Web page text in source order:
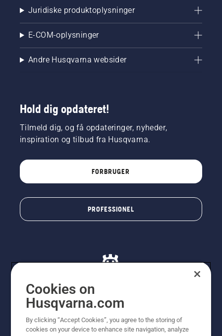
Juridiske produktoplysninger
E-COM-oplysninger
Andre Husqvarna websider
Hold dig opdateret!
Tilmeld dig, og få opdateringer, nyheder,
inspiration og tilbud fra Husqvarna.
FORBRUGER
PROFESSIONEL
viste priser er vejledende udsalgspriser. Der tages
forbehold for stave- og trykfejl samt prisændringer. Vi
Cookies on
Husqvarna.com
By clicking “Accept Cookies”, you agree to the storing of
cookies on your device to enhance site navigation, analyze